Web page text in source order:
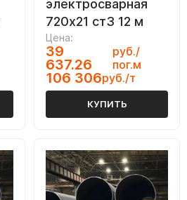
электросварная
720х21 ст3 12 м
Цена:
39
637.26
руб./
пог.м
106 306руб./т
КУПИТЬ